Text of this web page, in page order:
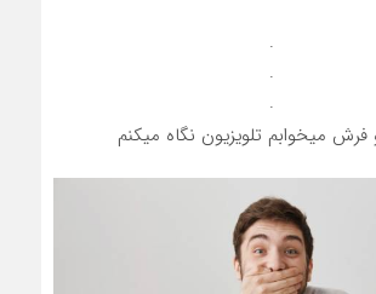
.
.
.
فرش میخوابم تلویزیون نگاه میکنم